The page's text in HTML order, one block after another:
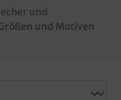
und
und Motiven